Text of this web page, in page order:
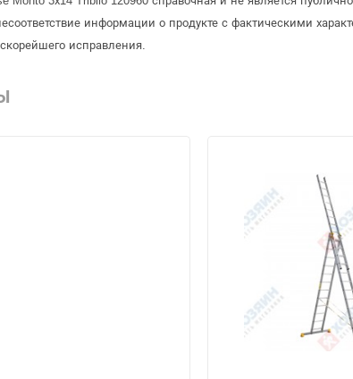
информации о продукте с фактическими
исправления.